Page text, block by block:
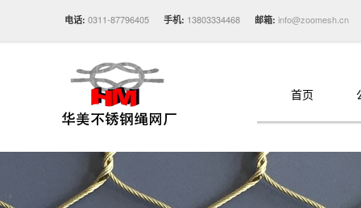
电话: 0311-87796405 手机: 13803334468 邮箱: info@zoomesh.cn
首页